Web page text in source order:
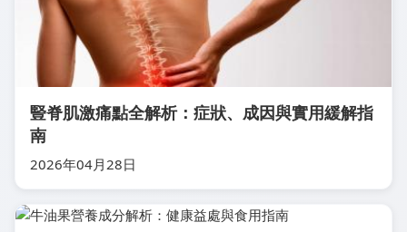
豎脊肌激痛點全解析：症狀、成因與實用緩解指
南
2026年04月28日